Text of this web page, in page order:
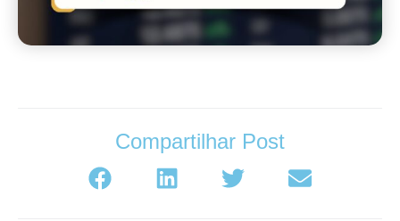
Compartilhar Post